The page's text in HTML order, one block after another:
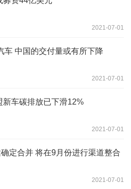
2021-07-01
车 中国的交付量或有所下降
2021-07-01
车碳排放已下滑12%
2021-07-01
定合并 将在9月份进行渠道整合
2021-07-01